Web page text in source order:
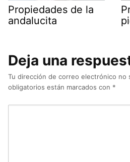
Propiedades de la
andalucita
Deja una
Tu dirección de correo electrónico no
obligatorios están marcados con *